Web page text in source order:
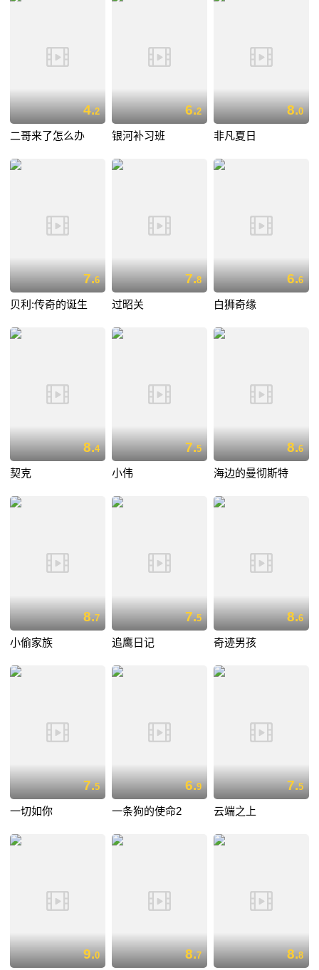
4.2
二哥来了怎么办
6.2
银河补习班
8.0
非凡夏日
7.6
贝利:传奇的诞生
7.8
过昭关
6.6
白狮奇缘
8.4
契克
7.5
小伟
8.6
海边的曼彻斯特
8.7
小偷家族
7.5
追鹰日记
8.6
奇迹男孩
7.5
一切如你
6.9
一条狗的使命2
7.5
云端之上
9.0 8.7 8.8